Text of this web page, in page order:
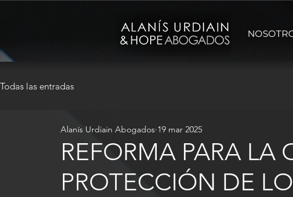
Todas las entradas
REFORMA PARA LA
PROTECCIÓN DE
Alanís Urdiain Abogados 19 mar 2025